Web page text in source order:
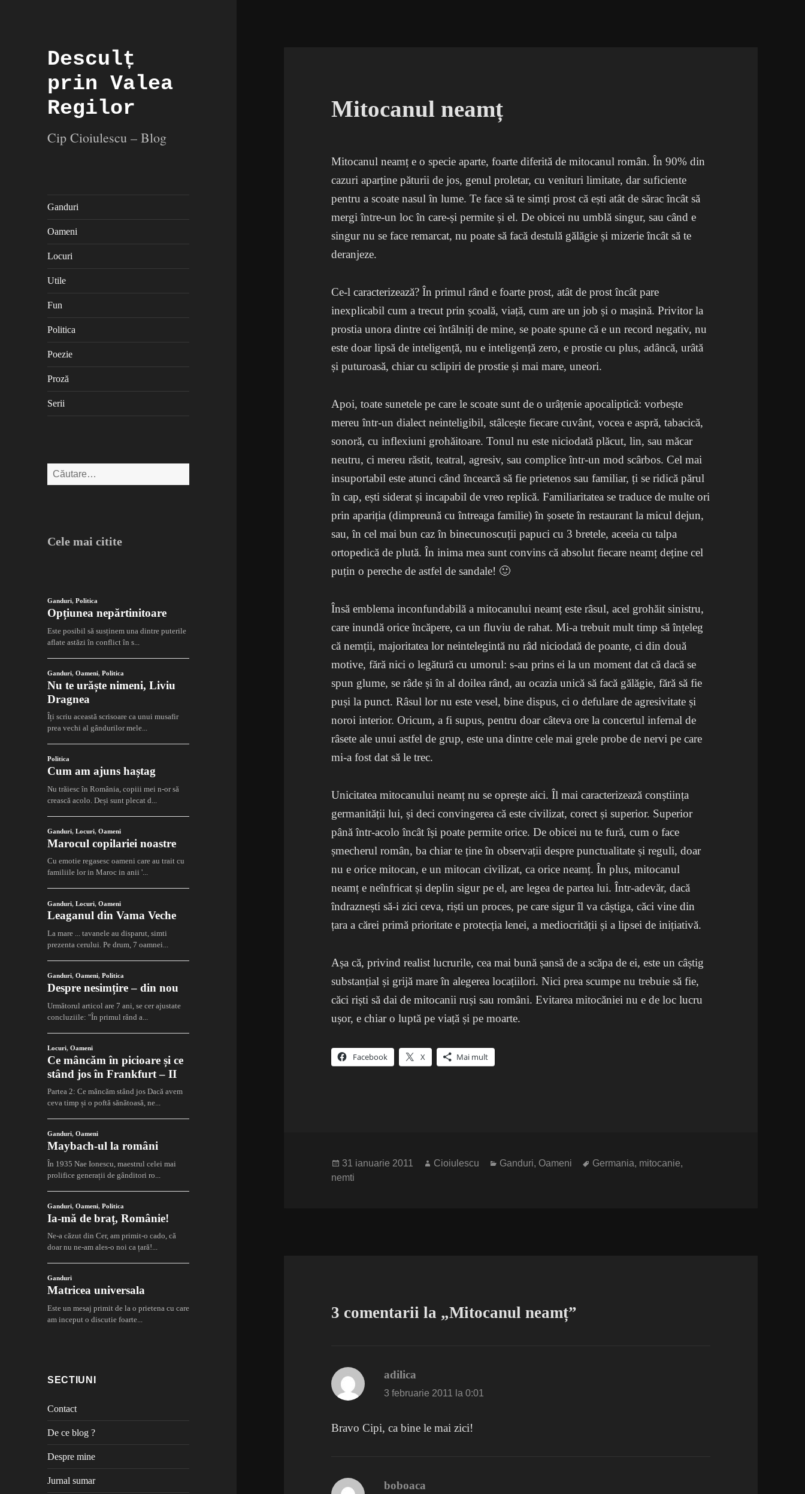
Desculț
prin Valea
Regilor
Cip Cioiulescu – Blog
Ganduri
Oameni
Locuri
Utile
Fun
Politica
Poezie
Proză
Serii
Caută
după:
Cele mai citite
Ganduri,Politica
Opțiunea nepărtinitoare
Este posibil să susținem una dintre puterile
aflate astăzi în conflict în s...
Ganduri,Oameni,Politica
Nu te urăște nimeni, Liviu
Dragnea
Îți scriu această scrisoare ca unui musafir
prea vechi al gândurilor mele...
Politica
Cum am ajuns haștag
Nu trăiesc în România, copiii mei n-or să
crească acolo. Deși sunt plecat d...
Ganduri,Locuri,Oameni
Marocul copilariei noastre
Cu emotie regasesc oameni care au trait cu
familiile lor in Maroc in anii '...
Ganduri,Locuri,Oameni
Leaganul din Vama Veche
La mare ... tavanele au disparut, simti
prezenta cerului. Pe drum, 7 oamnei...
Ganduri,Oameni,Politica
Despre nesimțire – din nou
Următorul articol are 7 ani, se cer ajustate
concluziile: "În primul rând a...
Locuri,Oameni
Ce mâncăm în picioare și ce
stând jos în Frankfurt – II
Partea 2: Ce mâncăm stând jos Dacă avem
ceva timp și o poftă sănătoasă, ne...
Ganduri,Oameni
Maybach-ul la români
În 1935 Nae Ionescu, maestrul celei mai
prolifice generații de gânditori ro...
Ganduri,Oameni,Politica
Ia-mă de braț, Românie!
Ne-a căzut din Cer, am primit-o cado, că
doar nu ne-am ales-o noi ca țară!...
Ganduri
Matricea universala
Este un mesaj primit de la o prietena cu care
am inceput o discutie foarte...
SECTIUNI
Contact
De ce blog ?
Despre mine
Jurnal sumar
Mitocanul neamț
Mitocanul neamț e o specie aparte, foarte diferită de mitocanul român. În 90% din
cazuri aparține păturii de jos, genul proletar, cu venituri limitate, dar suficiente
pentru a scoate nasul în lume. Te face să te simți prost că ești atât de sărac încât să
mergi între-un loc în care-și permite și el. De obicei nu umblă singur, sau când e
singur nu se face remarcat, nu poate să facă destulă gălăgie și mizerie încât să te
deranjeze.
Ce-l caracterizează? În primul rând e foarte prost, atât de prost încât pare
inexplicabil cum a trecut prin școală, viață, cum are un job și o mașină. Privitor la
prostia unora dintre cei întâlniți de mine, se poate spune că e un record negativ, nu
este doar lipsă de inteligență, nu e inteligență zero, e prostie cu plus, adâncă, urâtă
și puturoasă, chiar cu sclipiri de prostie și mai mare, uneori.
Apoi, toate sunetele pe care le scoate sunt de o urâțenie apocaliptică: vorbește
mereu într-un dialect neinteligibil, stâlcește fiecare cuvânt, vocea e aspră, tabacică,
sonoră, cu inflexiuni grohăitoare. Tonul nu este niciodată plăcut, lin, sau măcar
neutru, ci mereu răstit, teatral, agresiv, sau complice într-un mod scârbos. Cel mai
insuportabil este atunci când încearcă să fie prietenos sau familiar, ți se ridică părul
în cap, ești siderat și incapabil de vreo replică. Familiaritatea se traduce de multe ori
prin apariția (dimpreună cu întreaga familie) în șosete în restaurant la micul dejun,
sau, în cel mai bun caz în binecunoscuții papuci cu 3 bretele, aceeia cu talpa
ortopedică de plută. În inima mea sunt convins că absolut fiecare neamț deține cel
puțin o pereche de astfel de sandale! 🙂
Însă emblema inconfundabilă a mitocanului neamț este râsul, acel grohăit sinistru,
care inundă orice încăpere, ca un fluviu de rahat. Mi-a trebuit mult timp să înțeleg
că nemții, majoritatea lor neintelegintă nu râd niciodată de poante, ci din două
motive, fără nici o legătură cu umorul: s-au prins ei la un moment dat că dacă se
spun glume, se râde și în al doilea rând, au ocazia unică să facă gălăgie, fără să fie
puși la punct. Râsul lor nu este vesel, bine dispus, ci o defulare de agresivitate și
noroi interior. Oricum, a fi supus, pentru doar câteva ore la concertul infernal de
râsete ale unui astfel de grup, este una dintre cele mai grele probe de nervi pe care
mi-a fost dat să le trec.
Unicitatea mitocanului neamț nu se oprește aici. Îl mai caracterizează conștiința
germanității lui, și deci convingerea că este civilizat, corect și superior. Superior
până într-acolo încât își poate permite orice. De obicei nu te fură, cum o face
șmecherul român, ba chiar te ține în observații despre punctualitate și reguli, doar
nu e orice mitocan, e un mitocan civilizat, ca orice neamț. În plus, mitocanul
neamț e neînfricat și deplin sigur pe el, are legea de partea lui. Într-adevăr, dacă
îndraznești să-i zici ceva, riști un proces, pe care sigur îl va câștiga, căci vine din
țara a cărei primă prioritate e protecția lenei, a mediocrității și a lipsei de inițiativă.
Așa că, privind realist lucrurile, cea mai bună șansă de a scăpa de ei, este un câștig
substanțial și grijă mare în alegerea locațiilori. Nici prea scumpe nu trebuie să fie,
căci riști să dai de mitocanii ruși sau români. Evitarea mitocăniei nu e de loc lucru
ușor, e chiar o luptă pe viață și pe moarte.
Facebook X Mai mult
Publicat
pe
31 ianuarie 2011 Autor
Cioiulescu Categorii
Ganduri, Oameni Etichete
Germania, mitocanie,
nemti
3 comentarii la „Mitocanul neamț”
adilica
3 februarie 2011 la 0:01
Bravo Cipi, ca bine le mai zici!
boboaca